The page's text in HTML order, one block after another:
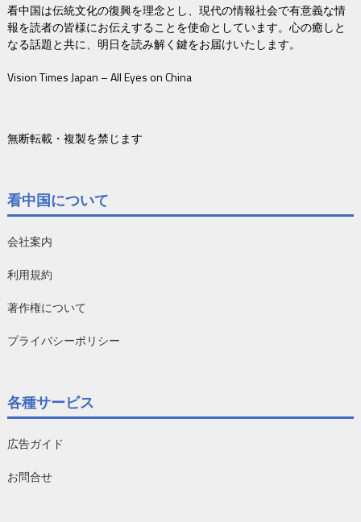
看中国は伝統文化の復興を理念とし、現代の情報社会で有意義な情
報を読者の皆様にお伝えすることを使命としています。心の癒しと
なる話題と共に、明日を読み解く鍵をお届けいたします。
Vision Times Japan – All Eyes on China
無断転載・複製を禁じます
看中国について
会社案内
利用規約
著作権について
プライバシーポリシー
各種サービス
広告ガイド
お問合せ